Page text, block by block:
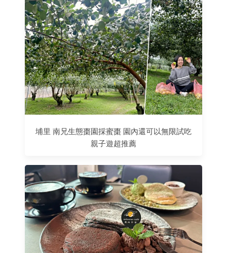
埔里 南兄生態棗園採蜜棗 園內還可以無限試吃
親子遊超推薦